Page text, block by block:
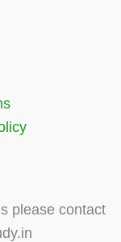
please contact